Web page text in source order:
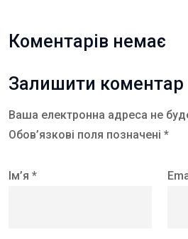
Коментарів немає
Залишити коментар
Ваша електронна адреса не
Обов’язкові поля позначені *
Ім’я *